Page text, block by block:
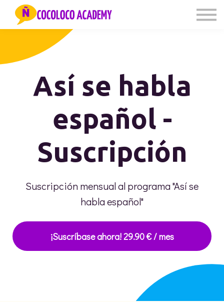
PODCAST
CLASES CON VÍCTOR
Así se habla
español -
Suscripción
Suscripción mensual al programa "Así se
habla español"
¡Suscríbase ahora!29.90 € / mes